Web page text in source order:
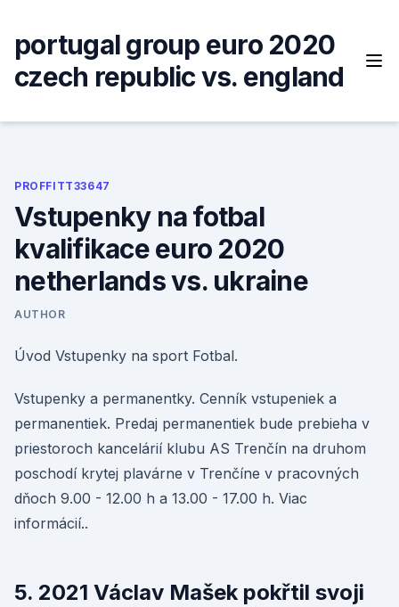
content
portugal group euro 2020
czech republic vs. england
PROFFITT33647
Vstupenky na fotbal
kvalifikace euro 2020
netherlands vs. ukraine
AUTHOR
Úvod Vstupenky na sport Fotbal.
Vstupenky a permanentky. Cenník vstupeniek a
permanentiek. Predaj permanentiek bude prebieha v
priestoroch kancelárií klubu AS Trenčín na druhom
poschodí krytej plavárne v Trenčíne v pracovných
dňoch 9.00 - 12.00 h a 13.00 - 17.00 h. Viac
informácií..
5. 2021 Václav Mašek pokřtil svoji